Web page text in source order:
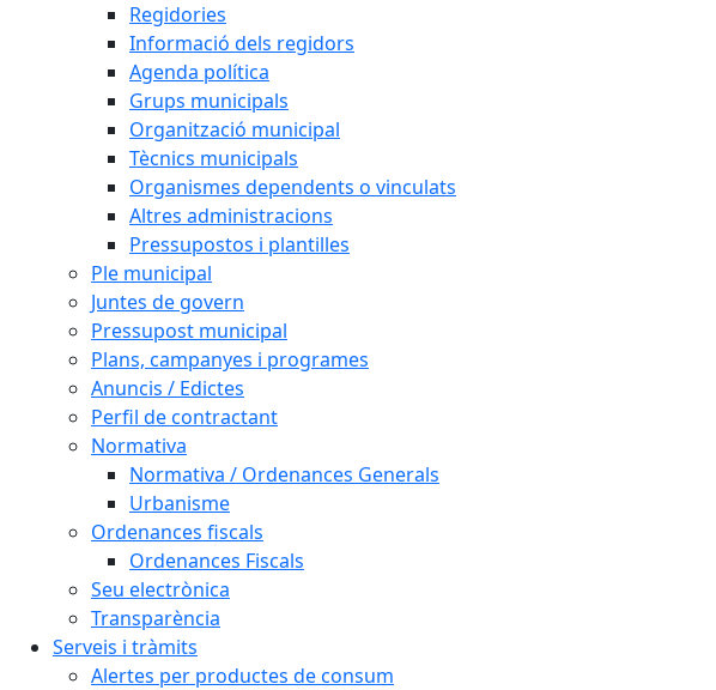
Regidories
Informació dels regidors
Agenda política
Grups municipals
Organització municipal
Tècnics municipals
Organismes dependents o vinculats
Altres administracions
Pressupostos i plantilles
Ple municipal
Juntes de govern
Pressupost municipal
Plans, campanyes i programes
Anuncis / Edictes
Perfil de contractant
Normativa
Normativa / Ordenances Generals
Urbanisme
Ordenances fiscals
Ordenances Fiscals
Seu electrònica
Transparència
Serveis i tràmits
Alertes per productes de consum